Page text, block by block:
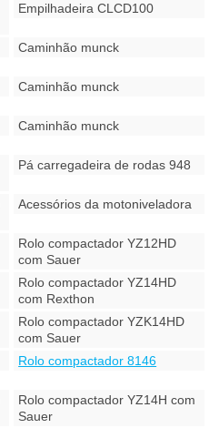
Empilhadeira CLCD100
Caminhão munck
Caminhão munck
Caminhão munck
Pá carregadeira de rodas 948
Acessórios da motoniveladora
Rolo compactador YZ12HD
com Sauer
Rolo compactador YZ14HD
com Rexthon
Rolo compactador YZK14HD
com Sauer
Rolo compactador 8146
Rolo compactador YZ14H com
Sauer